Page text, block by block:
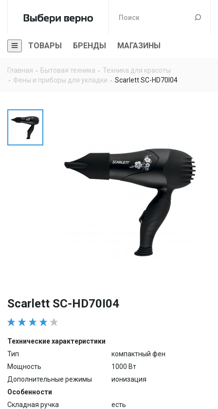
ТОВАРЫ БРЕНДЫ МАГАЗИНЫ
Главная Бытовая техника
Техника для красоты
Фены и приборы для укладки
Scarlett SC-HD70I04
Scarlett SC-HD70I04
Технические характеристики
Тип
компактный фен
Мощность
1000 Вт
Дополнительные режимы
ионизация
Особенности
Складная ручка
есть